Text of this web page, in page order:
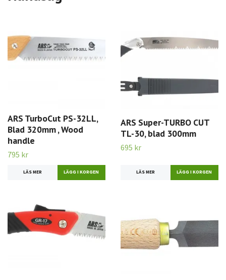
ARS TurboCut PS-32LL,
Blad 320mm , Wood
handle
795 kr
LÄS MER
ARS Super-TURBO CUT
TL-30, blad 300mm
695 kr
LÄS MER